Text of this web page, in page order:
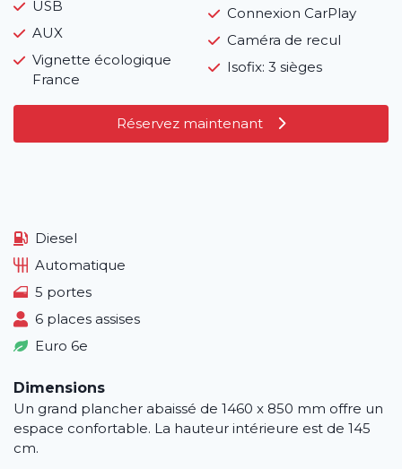
USB
AUX
Vignette écologique
France
Connexion CarPlay
Caméra de recul
Isofix: 3 sièges
Réservez maintenant
Diesel
Automatique
5 portes
6 places assises
Euro 6e
Dimensions
Un grand plancher abaissé de 1460 x 850 mm offre un
espace confortable. La hauteur intérieure est de 145
cm.